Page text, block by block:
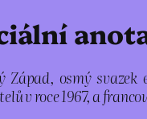
Západ, osmý
v roce 1967, a